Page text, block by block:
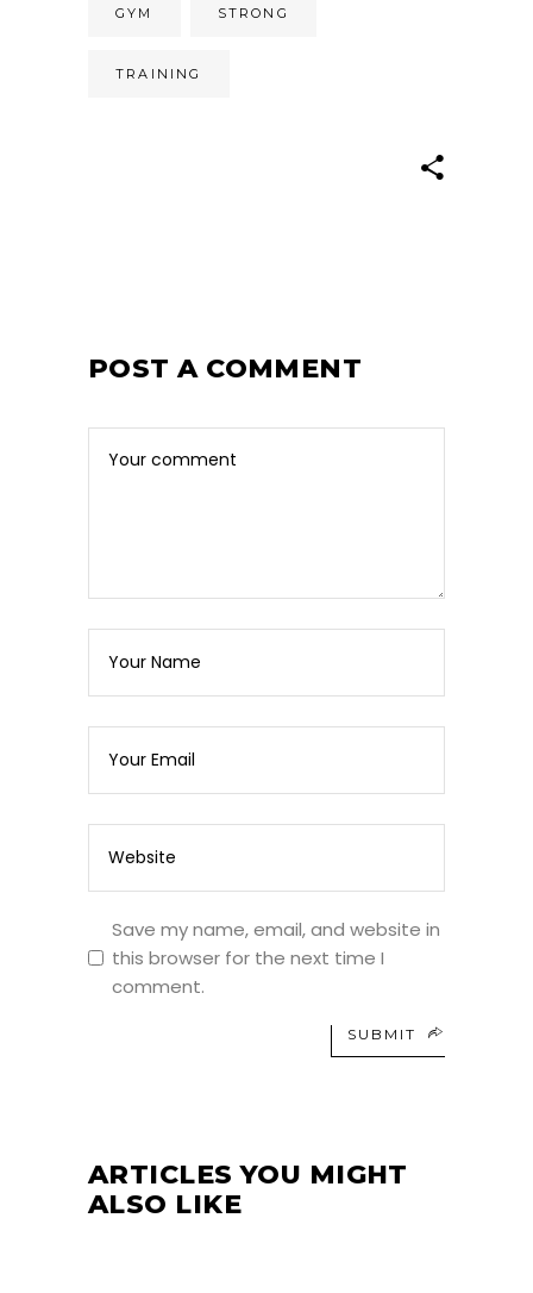
GYM STRONG
TRAINING
POST A COMMENT
Save my name, email, and website in
this browser for the next time I
comment.
SUBMIT
ARTICLES YOU MIGHT
ALSO LIKE